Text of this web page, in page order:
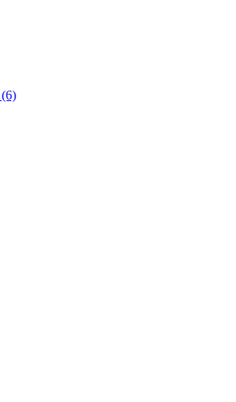
(6)